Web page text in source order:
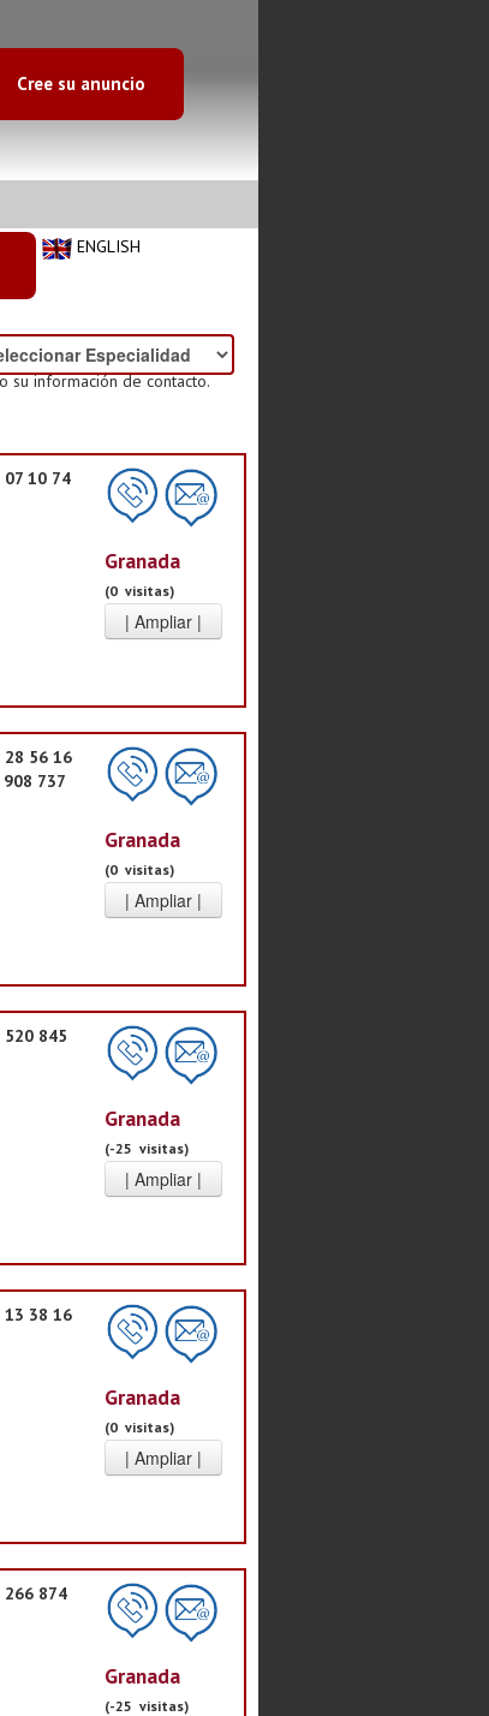
Cree su anuncio
ENGLISH
su información de contacto.
07 10 74
Granada
(0 visitas)
28 56 16
908 737
Granada
(0 visitas)
520 845
Granada
(-25 visitas)
13 38 16
Granada
(0 visitas)
266 874
Granada
(-25 visitas)